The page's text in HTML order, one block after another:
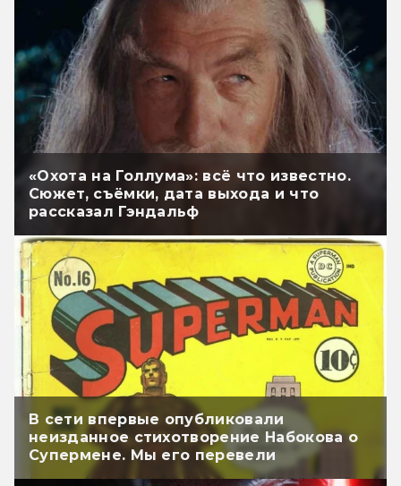
«Охота на Голлума»: всё что известно.
Сюжет, съёмки, дата выхода и что
рассказал Гэндальф
В сети впервые опубликовали
неизданное стихотворение Набокова о
Супермене. Мы его перевели